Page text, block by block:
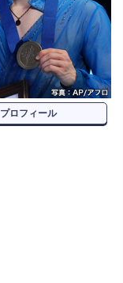
プロフィール